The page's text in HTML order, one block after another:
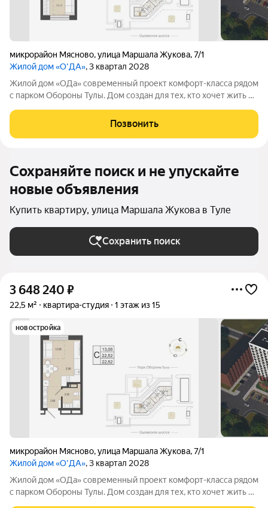
микрорайон Мясново,улица Маршала Жукова,7/1
Жилой дом «О'ДА», 3 квартал 2028
Жилой дом «ОДа» современный проект комфорт-класса рядом
с парком Обороны Тулы. Дом создан для тех, кто хочет жить в
преимущество Дом
Позвонить
Сохраняйте поиск и не упускайте
новые объявления
Купить квартиру, улица Маршала Жукова в Туле
Сохранить поиск
3 648 240 ₽
22,5 м² квартира-студия 1 этаж из 15
новостройка
микрорайон Мясново,улица Маршала Жукова,7/1
Жилой дом «О'ДА», 3 квартал 2028
Жилой дом «ОДа» современный проект комфорт-класса рядом
с парком Обороны Тулы. Дом создан для тех, кто хочет жить в